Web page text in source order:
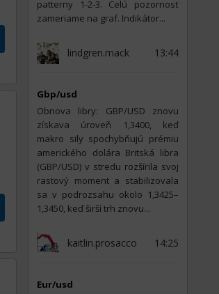
patterny 1-2-3. Celú pozornosť
zameriame na graf. Indikátor...
lindgren.mack 13:44
Gbp/usd
Obnova libry: GBP/USD znovu
získava úroveň 1,3400, keď
makro sily spochybňujú prémiu
amerického dolára Britská libra
(GBP/USD) v stredu rozšírila svoj
rastový moment a stabilizovala
sa v podrozsahu okolo 1,3425–
1,3450, keď širší trh znovu...
kaitlin.prosacco 14:25
Eur/usd